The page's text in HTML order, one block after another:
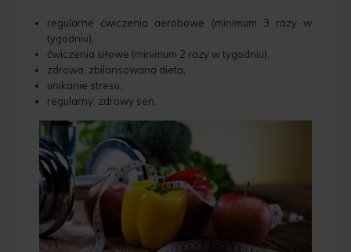
regularne ćwiczenia aerobowe (minimum 3 razy w
tygodniu),
ćwiczenia siłowe (minimum 2 razy w tygodniu),
zdrowa, zbilansowana dieta,
unikanie stresu,
regularny, zdrowy sen.